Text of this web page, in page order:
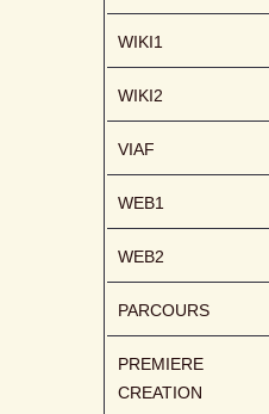
WIKI1
WIKI2
VIAF
WEB1
WEB2
PARCOURS
PREMIERE
CREATION